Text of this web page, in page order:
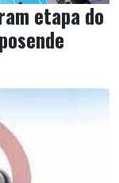
etapa do